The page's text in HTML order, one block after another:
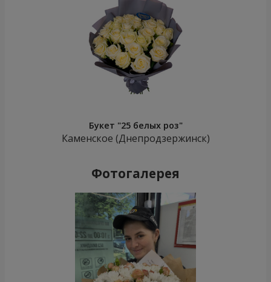
Букет "25 белых роз"
Каменское (Днепродзержинск)
Фотогалерея